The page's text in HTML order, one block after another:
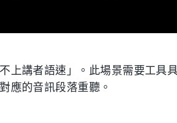
上講者語速」。此場景需要工具
應的音訊段落重聽。